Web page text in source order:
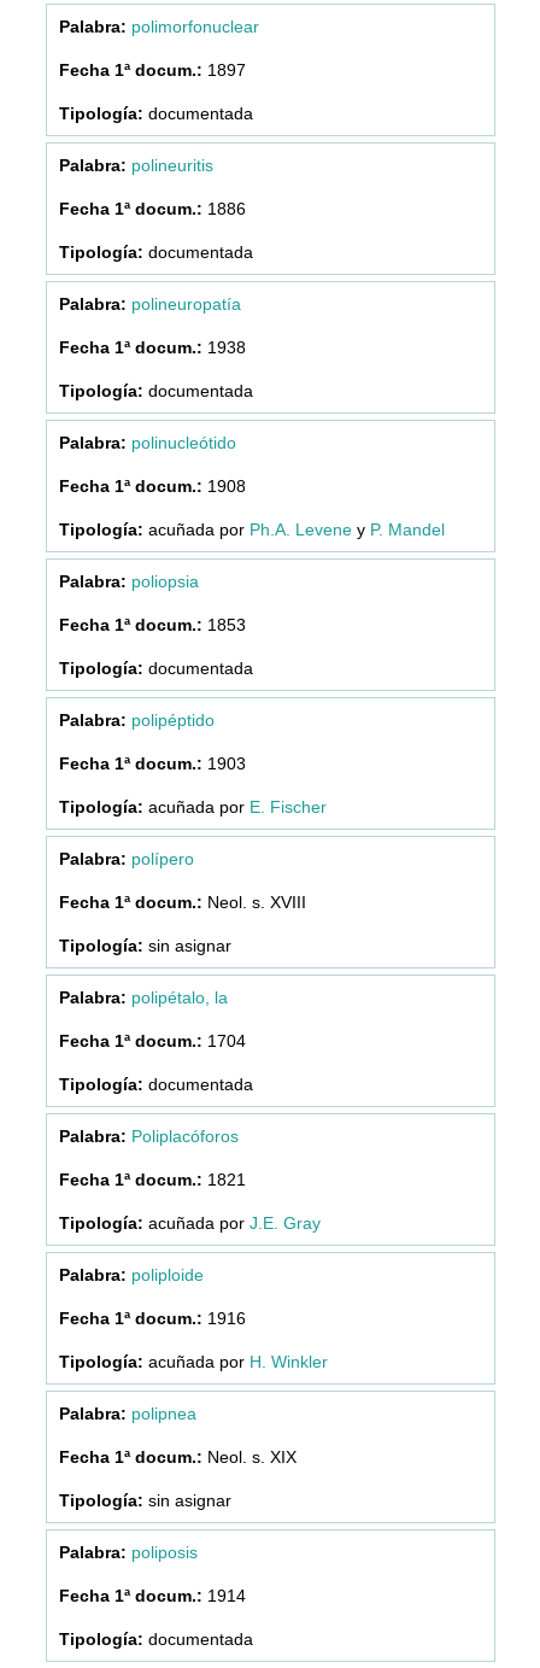
polimorfonuclear
1897
documentada
polineuritis
1886
documentada
polineuropatía
1938
documentada
polinucleótido
1908
acuñada por Ph.A. Leveney P. Mandel
poliopsia
1853
documentada
polipéptido
1903
acuñada por E. Fischer
polípero
Neol. s. XVIII
sin asignar
polipétalo, la
1704
documentada
Poliplacóforos
1821
acuñada por J.E. Gray
poliploide
1916
acuñada por H. Winkler
polipnea
Neol. s. XIX
sin asignar
poliposis
1914
documentada